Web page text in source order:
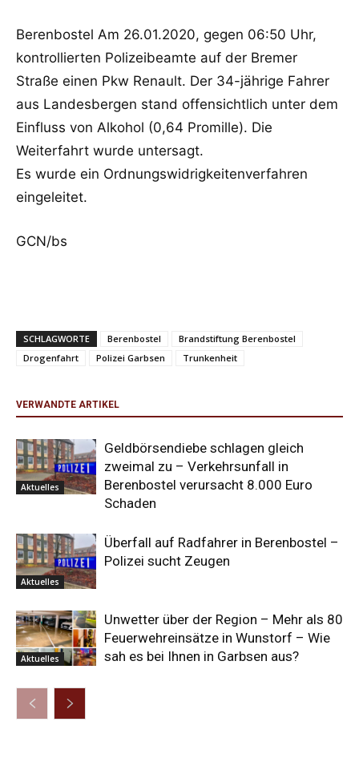
Berenbostel Am 26.01.2020, gegen 06:50 Uhr,
kontrollierten Polizeibeamte auf der Bremer
Straße einen Pkw Renault. Der 34-jährige Fahrer
aus Landesbergen stand offensichtlich unter dem
Einfluss von Alkohol (0,64 Promille). Die
Weiterfahrt wurde untersagt.
Es wurde ein Ordnungswidrigkeitenverfahren
eingeleitet.
GCN/bs
SCHLAGWORTE Berenbostel
Brandstiftung Berenbostel
Drogenfahrt
Polizei Garbsen Trunkenheit
VERWANDTE ARTIKEL
Aktuelles
Geldbörsendiebe schlagen gleich
zweimal zu – Verkehrsunfall in
Berenbostel verursacht 8.000 Euro
Schaden
Aktuelles
Überfall auf Radfahrer in Berenbostel –
Polizei sucht Zeugen
Aktuelles
Unwetter über der Region – Mehr als 80
Feuerwehreinsätze in Wunstorf – Wie
sah es bei Ihnen in Garbsen aus?